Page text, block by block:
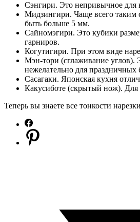
Сэнгири. Это непривычное для
Мидзингири. Чаще всего таким
быть больше 5 мм.
Сайномэгири. Это кубики
гарниров.
Когутигири. При этом виде
Мэн-тори (сглаживание углов).
нежелательно для праздничных
Сасагаки. Японская кухня
Какусиботе (скрытый нож). Для
Теперь вы знаете все тонкости